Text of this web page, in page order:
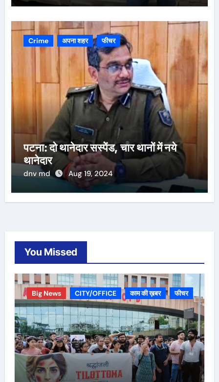
Crime अपना शहर फीचर
पटना: दो थानेदार सस्पेंड, चार थानों में नये
थानेदार
dnv md Aug 19, 2024
You Missed
Big News CITY/OFFICE काम की ख़बर फीचर